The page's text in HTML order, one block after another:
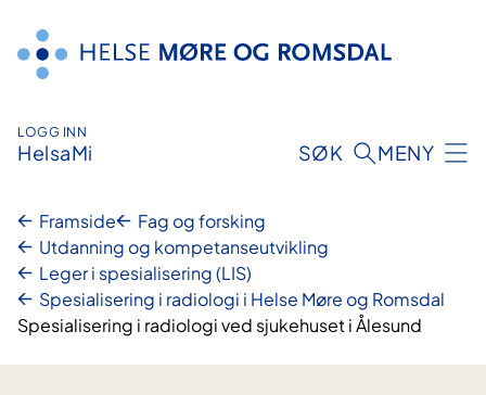
innhald
LOGG INN
HelsaMi SØK MENY
Framside
Fag og forsking
Utdanning og kompetanseutvikling
Leger i spesialisering (LIS)
Spesialisering i radiologi i Helse Møre og Romsdal
Spesialisering i radiologi ved sjukehuset i Ålesund